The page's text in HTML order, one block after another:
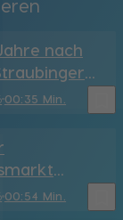
00:35 Min.
nach
sein
wieder (SR)
00:54 Min.vor